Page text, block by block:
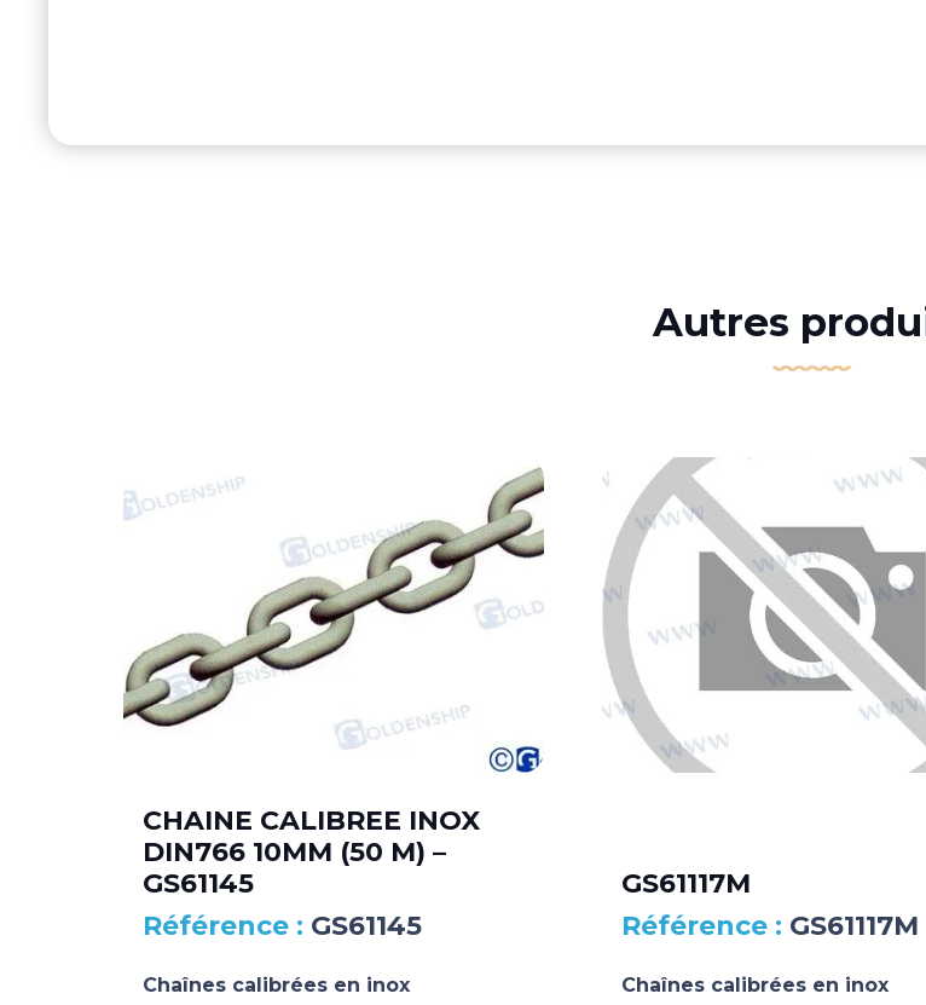
Autres
CHAINE CALIBREE INOX
DIN766 10MM (50 M) –
GS61145
GS61145
Chaînes calibrées en inox
GS61117M
GS61117M
Chaînes calibrées en inox